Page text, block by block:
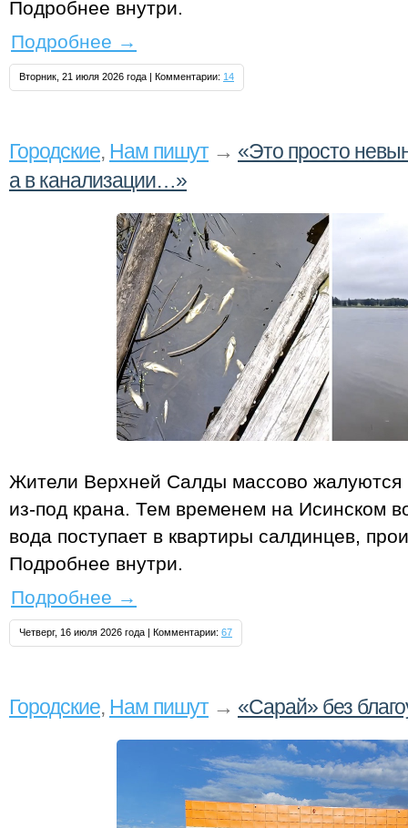
Подробнее внутри.
Подробнее →
Вторник, 21 июля 2026 года | Комментарии: 14
Городские, Нам пишут→ «Это просто
а в канализации…»
Жители Верхней Салды массово жалуются
из‑под крана. Тем временем на Исинском
вода поступает в квартиры салдинцев,
Подробнее внутри.
Подробнее →
Четверг, 16 июля 2026 года | Комментарии: 67
Городские, Нам пишут→ «Сарай» без